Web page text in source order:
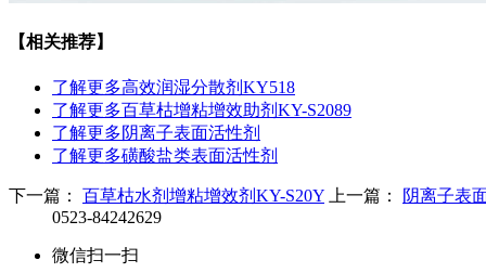
【相关推荐】
了解更多高效润湿分散剂KY518
了解更多百草枯增粘增效助剂KY-S2089
了解更多阴离子表面活性剂
了解更多磺酸盐类表面活性剂
下一篇： 百草枯水剂增粘增效剂KY-S20Y 上一篇： 阴离子表
0523-84242629
微信扫一扫